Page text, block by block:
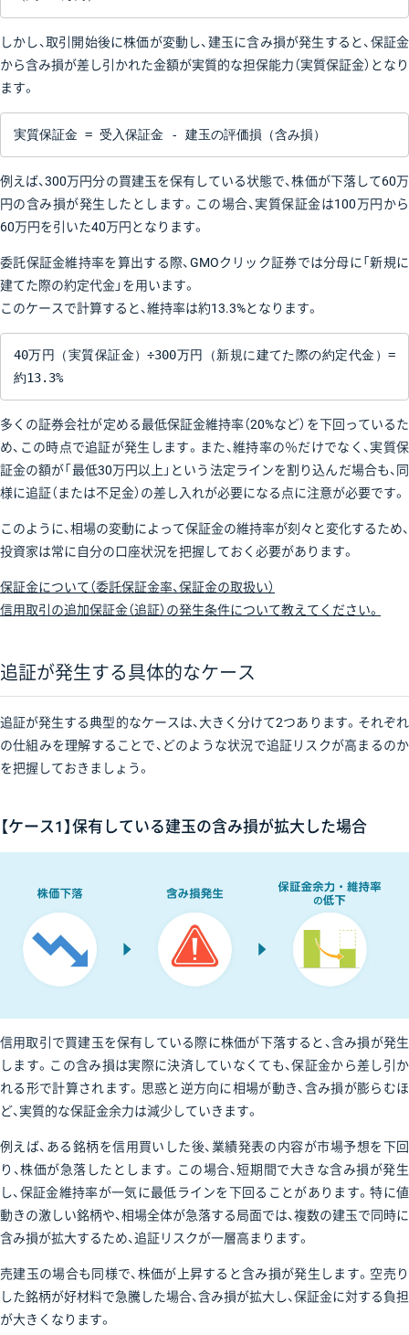
しかし、取引開始後に株価が変動し、建玉に含み損が発生すると、保証金
から含み損が差し引かれた金額が実質的な担保能力（実質保証金）となり
ます。
実質保証金 = 受入保証金 - 建玉の評価損（含み損）
例えば、300万円分の買建玉を保有している状態で、株価が下落して60万
円の含み損が発生したとします。この場合、実質保証金は100万円から
60万円を引いた40万円となります。
委託保証金維持率を算出する際、GMOクリック証券では分母に「新規に
建てた際の約定代金」を用います。
このケースで計算すると、維持率は約13.3%となります。
40万円（実質保証金）÷300万円（新規に建てた際の約定代金）=
約13.3%
多くの証券会社が定める最低保証金維持率（20%など）を下回っているた
め、この時点で追証が発生します。また、維持率の％だけでなく、実質保
証金の額が「最低30万円以上」という法定ラインを割り込んだ場合も、同
様に追証（または不足金）の差し入れが必要になる点に注意が必要です。
このように、相場の変動によって保証金の維持率が刻々と変化するため、
投資家は常に自分の口座状況を把握しておく必要があります。
保証金について（委託保証金率、保証金の取扱い）
信用取引の追加保証金（追証）の発生条件について教えてください。
追証が発生する具体的なケース
追証が発生する典型的なケースは、大きく分けて2つあります。それぞれ
の仕組みを理解することで、どのような状況で追証リスクが高まるのか
を把握しておきましょう。
【ケース1】保有している建玉の含み損が拡大した場合
信用取引で買建玉を保有している際に株価が下落すると、含み損が発生
します。この含み損は実際に決済していなくても、保証金から差し引か
れる形で計算されます。思惑と逆方向に相場が動き、含み損が膨らむほ
ど、実質的な保証金余力は減少していきます。
例えば、ある銘柄を信用買いした後、業績発表の内容が市場予想を下回
り、株価が急落したとします。この場合、短期間で大きな含み損が発生
し、保証金維持率が一気に最低ラインを下回ることがあります。特に値
動きの激しい銘柄や、相場全体が急落する局面では、複数の建玉で同時に
含み損が拡大するため、追証リスクが一層高まります。
売建玉の場合も同様で、株価が上昇すると含み損が発生します。空売り
した銘柄が好材料で急騰した場合、含み損が拡大し、保証金に対する負担
が大きくなります。